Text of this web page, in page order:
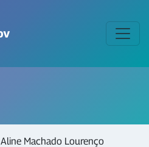
Aline Machado Lourenço